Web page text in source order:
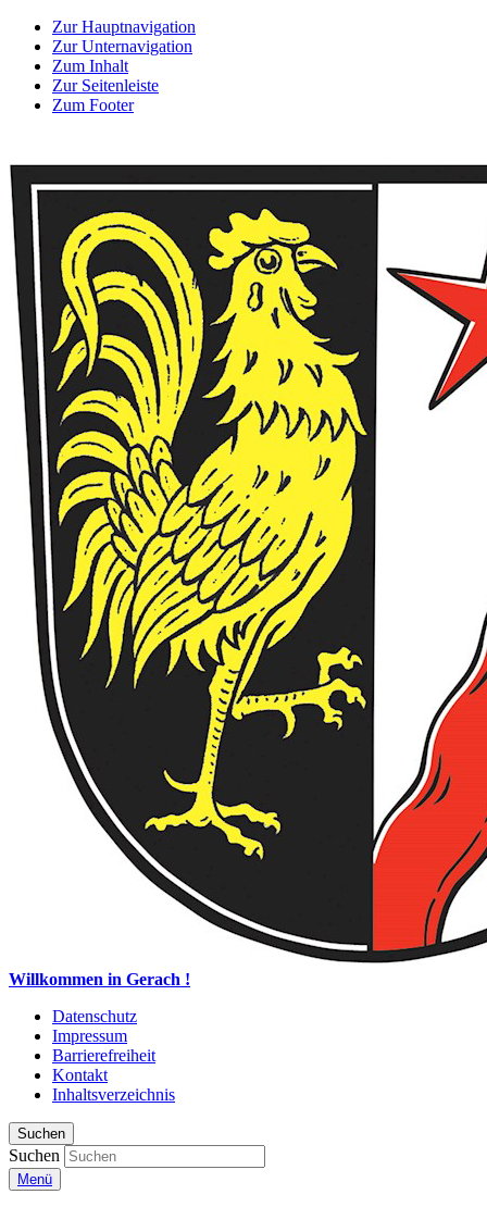
Zur Hauptnavigation
Zur Unternavigation
Zum Inhalt
Zur Seitenleiste
Zum Footer
Willkommen in Gerach !
Datenschutz
Impressum
Barrierefreiheit
Kontakt
Inhaltsverzeichnis
Suchen
Suchen
Menü